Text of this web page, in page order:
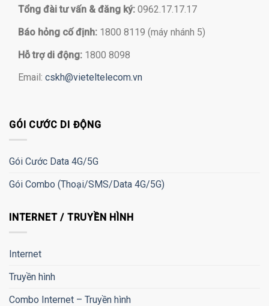
Tổng đài tư vấn & đăng ký: 0962.17.17.17
Báo hỏng cố định: 1800 8119 (máy nhánh 5)
Hỗ trợ di động: 1800 8098
Email: cskh@vieteltelecom.vn
GÓI CƯỚC DI ĐỘNG
Gói Cước Data 4G/5G
Gói Combo (Thoại/SMS/Data 4G/5G)
INTERNET / TRUYỀN HÌNH
Internet
Truyền hình
Combo Internet – Truyền hình